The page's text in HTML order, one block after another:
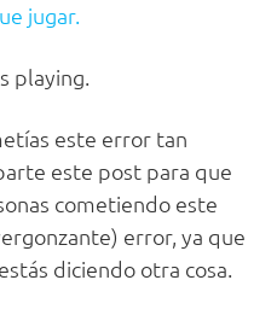
jugar.
playing.
este error tan
este post para que
cometiendo este
error, ya que
diciendo otra cosa.